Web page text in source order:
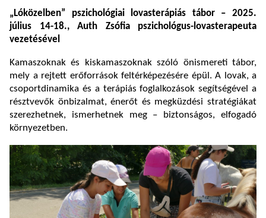
„Lóközelben” pszichológiai lovasterápiás tábor – 2025.
július 14-18., Auth Zsófia pszichológus-lovasterapeuta
vezetésével
Kamaszoknak és kiskamaszoknak szóló önismereti tábor,
mely a rejtett erőforrások feltérképezésére épül. A lovak, a
csoportdinamika és a terápiás foglalkozások segítségével a
résztvevők önbizalmat, énerőt és megküzdési stratégiákat
szerezhetnek, ismerhetnek meg – biztonságos, elfogadó
környezetben.